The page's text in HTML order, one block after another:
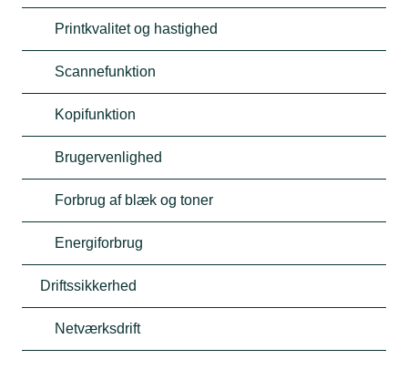
Printkvalitet og hastighed
Scannefunktion
Kopifunktion
Brugervenlighed
Forbrug af blæk og toner
Energiforbrug
Driftssikkerhed
Netværksdrift